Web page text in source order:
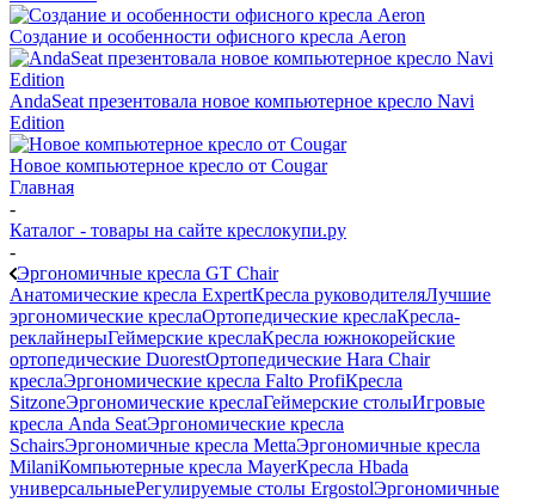
Создание и особенности офисного кресла Aeron
AndaSeat презентовала новое компьютерное кресло Navi
Edition
Новое компьютерное кресло от Cougar
Главная
-
Каталог - товары на сайте креслокупи.ру
-
Эргономичные кресла GT Chair
Анатомические кресла ExpertКресла руководителяЛучшие
эргономические креслаОртопедические креслаКресла-
реклайнерыГеймерские креслаКресла южнокорейские
ортопедические DuorestОртопедические Hara Chair
креслаЭргономические кресла Falto ProfiКресла
SitzoneЭргономические креслаГеймерские столыИгровые
кресла Anda SeatЭргономические кресла
SchairsЭргономичные кресла MettaЭргономичные кресла
MilaniКомпьютерные кресла MayerКресла Hbada
универсальныеРегулируемые столы ErgostolЭргономичные